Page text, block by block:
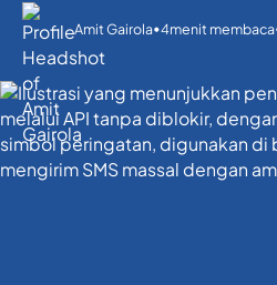
Amit Gairola•4menit membaca